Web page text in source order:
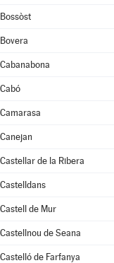
Bossòst
Bovera
Cabanabona
Cabó
Camarasa
Canejan
Castellar de la Ribera
Castelldans
Castell de Mur
Castellnou de Seana
Castelló de Farfanya